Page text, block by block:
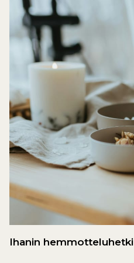
Ihanin hemmotteluhetki